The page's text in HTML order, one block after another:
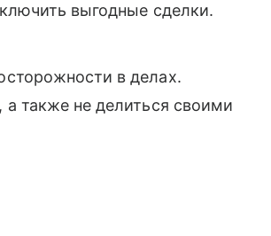
выгодные сделки.
в делах.
также не делиться своими